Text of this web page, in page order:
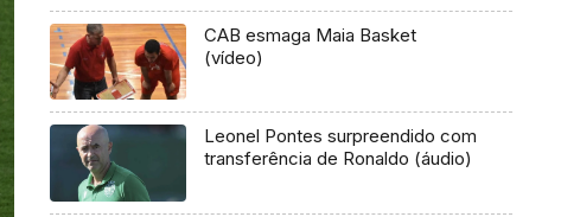
CAB esmaga Maia Basket
(vídeo)
Leonel Pontes surpreendido com
transferência de Ronaldo (áudio)